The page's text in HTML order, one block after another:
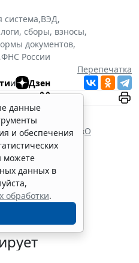
система,ВЭД,
сборы, взносы,
документов,
,ФНС России
Перепечатка
и Дзен
Федерации
2003 г. № 173 «О
контроле
данные
и обеспечения
можете
данных в
обработки.